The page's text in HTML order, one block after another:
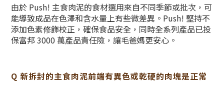
由於 Push! 主食肉泥的食材選用來自不同季節或批次，可
能導致成品在色澤和含水量上有些微差異。Push! 堅持不
添加色素修飾校正，確保食品安全，同時全系列產品已投
保富邦 3000 萬產品責任險，讓毛爸媽更安心。
Q 新拆封的主食肉泥前端有異色或乾硬的肉塊是正常